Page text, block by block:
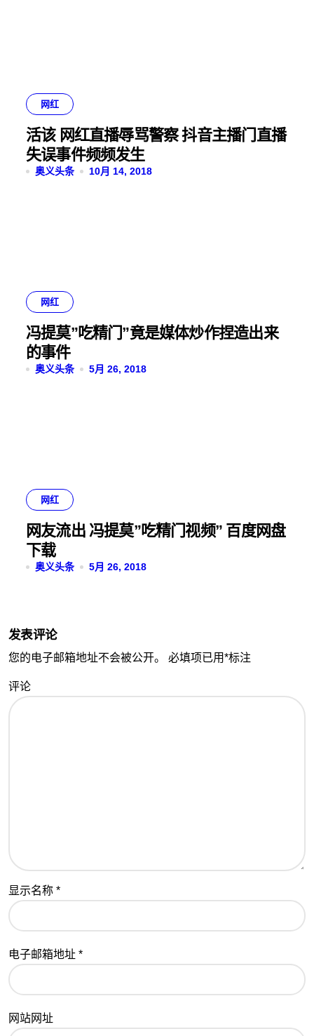
网红
活该 网红直播辱骂警察 抖音主播门直播
失误事件频频发生
奥义头条 10月 14, 2018
网红
冯提莫”吃精门”竟是媒体炒作捏造出来
的事件
奥义头条 5月 26, 2018
网红
网友流出 冯提莫”吃精门视频” 百度网盘
下载
奥义头条 5月 26, 2018
发表评论
您的电子邮箱地址不会被公开。 必填项已用*标注
评论
显示名称 *
电子邮箱地址 *
网站网址